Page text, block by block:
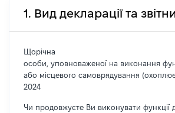
1. Вид декларації та
Щорічна
особи, уповноваженої на виконання
або місцевого самоврядування
2024
Чи продовжуєте Ви виконувати функції